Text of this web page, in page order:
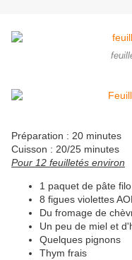
Préparation : 20 minutes
Cuisson : 20/25 minutes
Pour 12 feuilletés environ
1 paquet de pâte filo
8 figues violettes
Du fromage de
Un peu de miel et
Quelques pignons
Thym frais